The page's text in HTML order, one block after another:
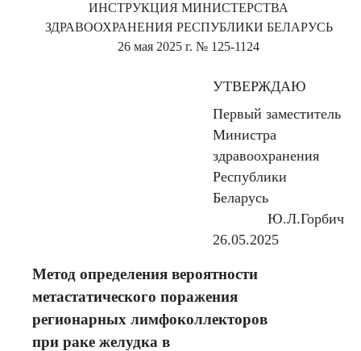
ИНСТРУКЦИЯ МИНИСТЕРСТВА
ЗДРАВООХРАНЕНИЯ РЕСПУБЛИКИ БЕЛАРУСЬ
26 мая 2025 г. № 125-1124
УТВЕРЖДАЮ
Первый заместитель
Министра
здравоохранения
Республики
Беларусь
Ю.Л.Горбич
26.05.2025
Метод определения вероятности
метастатического поражения
регионарных лимфоколлекторов
при раке желудка в